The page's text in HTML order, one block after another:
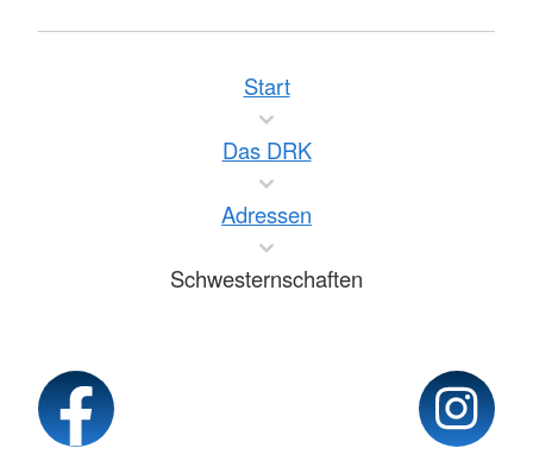
Start
Das DRK
Adressen
Schwesternschaften